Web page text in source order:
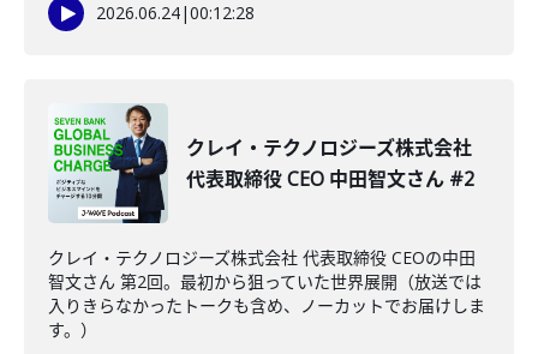
2026.06.24|00:12:28
クレイ・テクノロジーズ株式会社
代表取締役 CEO 中田智文さん #2
クレイ・テクノロジーズ株式会社 代表取締役 CEOの中田
智文さん 第2回。最初から狙っていた世界展開（放送では
入りきらなかったトークも含め、ノーカットでお届けしま
す。）